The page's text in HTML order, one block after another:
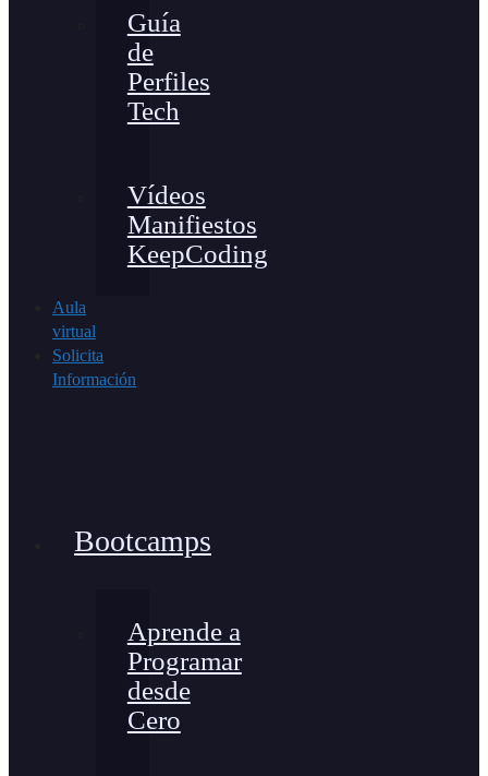
Guía
de
Perfiles
Tech
Vídeos
Manifiestos
KeepCoding
Aula
virtual
Solicita
Información
Bootcamps
Aprende a
Programar
desde
Cero